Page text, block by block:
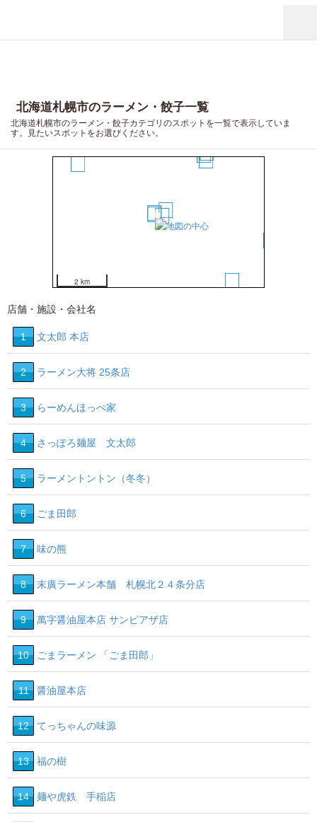
北海道札幌市のラーメン・餃子一覧
北海道札幌市のラーメン・餃子カテゴリのスポットを一覧で表示していま
す。見たいスポットをお選びください。
1
2
34
6
8
1013
17
19
20
2 km
店舗・施設・会社名
1 文太郎 本店
2 ラーメン大将 25条店
3 らーめんほっぺ家
4 さっぽろ麺屋 文太郎
5 ラーメントントン（冬冬）
6 ごま田郎
7 味の熊
8 末廣ラーメン本舗 札幌北２４条分店
9 萬字醤油屋本店 サンピアザ店
10 ごまラーメン 「ごま田郎」
11 醤油屋本店
12 てっちゃんの味源
13 福の樹
14 麺や虎鉄 手稲店